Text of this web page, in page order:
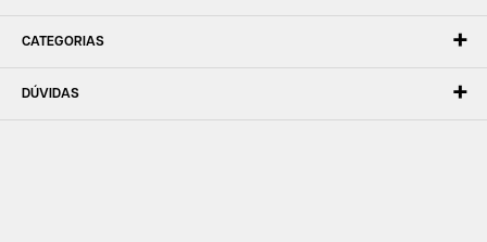
CATEGORIAS
DÚVIDAS